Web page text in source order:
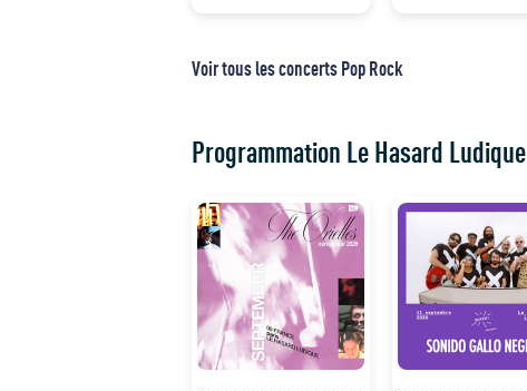
Voir tous les concerts Pop Rock
Programmation Le Hasard Ludique